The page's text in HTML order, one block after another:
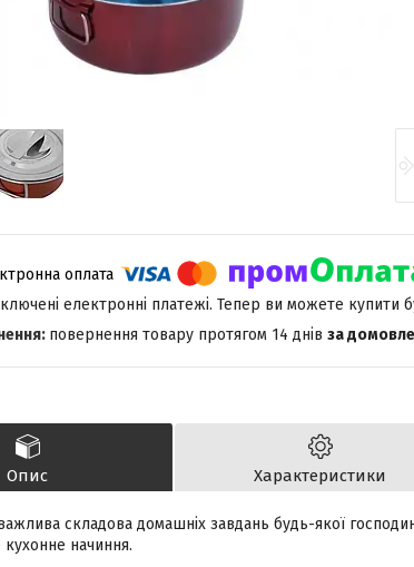
електронні платежі. Тепер ви можете
повернення товару протягом 14 днів за
Опис Характеристики
складова домашніх завдань будь-якої
кухонне начиння.